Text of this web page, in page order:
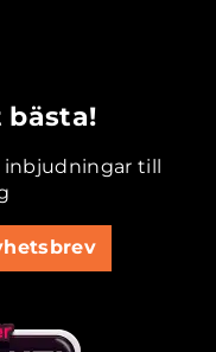
bästa!
inbjudningar till